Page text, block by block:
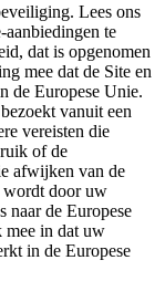
Lees ons
te
dat is opgenomen
mee dat de Site en
de Europese Unie.
vanuit een
vereisten die
of de
afwijken van de
wordt door uw
naar de Europese
mee in dat uw
in de Europese